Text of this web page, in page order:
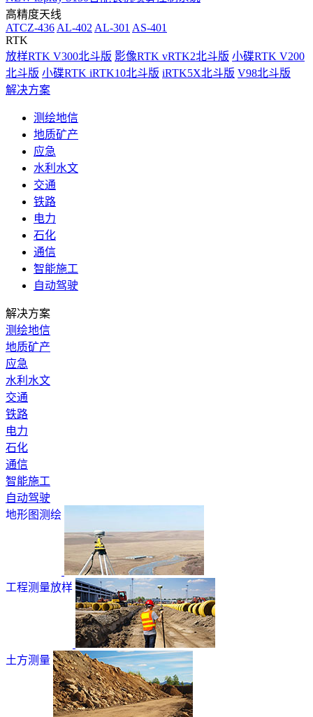
高精度天线
ATCZ-436 AL-402 AL-301 AS-401
RTK
放样RTK V300北斗版 影像RTK vRTK2北斗版 小碟RTK V200
北斗版 小碟RTK iRTK10北斗版 iRTK5X北斗版 V98北斗版
解决方案
测绘地信
地质矿产
应急
水利水文
交通
铁路
电力
石化
通信
智能施工
自动驾驶
解决方案
测绘地信
地质矿产
应急
水利水文
交通
铁路
电力
石化
通信
智能施工
自动驾驶
地形图测绘
工程测量放样
土方测量